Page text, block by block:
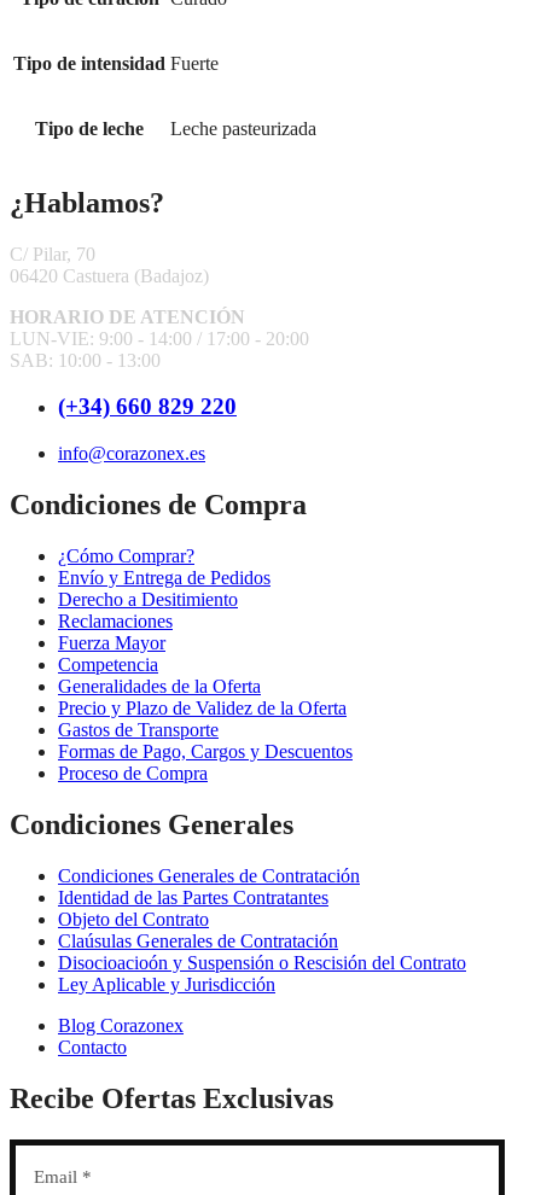
Tipo de intensidad Fuerte
Tipo de leche Leche pasteurizada
¿Hablamos?
C/ Pilar, 70
06420 Castuera (Badajoz)
HORARIO DE ATENCIÓN
LUN-VIE: 9:00 - 14:00 / 17:00 - 20:00
SAB: 10:00 - 13:00
(+34) 660 829 220
info@corazonex.es
Condiciones de Compra
¿Cómo Comprar?
Envío y Entrega de Pedidos
Derecho a Desitimiento
Reclamaciones
Fuerza Mayor
Competencia
Generalidades de la Oferta
Precio y Plazo de Validez de la Oferta
Gastos de Transporte
Formas de Pago, Cargos y Descuentos
Proceso de Compra
Condiciones Generales
Condiciones Generales de Contratación
Identidad de las Partes Contratantes
Objeto del Contrato
Claúsulas Generales de Contratación
Disocioacioón y Suspensión o Rescisión del Contrato
Ley Aplicable y Jurisdicción
Blog Corazonex
Contacto
Recibe Ofertas Exclusivas